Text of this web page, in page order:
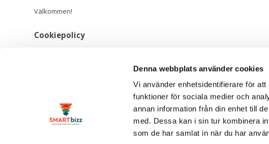
Denna webbplats använder cookies
Vi använder enhetsidentifierare för
funktioner för sociala medier och
annan information från din enhet till
med. Dessa kan i sin tur kombinera
som de har samlat in när du har
Välkommen!
Cookiepolicy
Utbildningar & tjänster